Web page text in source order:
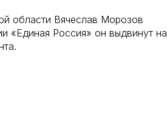
области Вячеслав Морозов
«Единая Россия» он выдвинут на